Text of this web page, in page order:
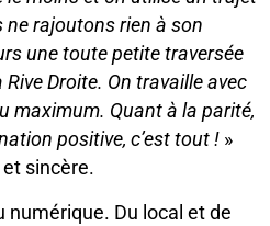
ne rajoutons rien à son
une toute petite traversée
Droite. On travaille avec
maximum. Quant à la parité,
positive, c’est tout ! »
et sincère.
numérique. Du local et de